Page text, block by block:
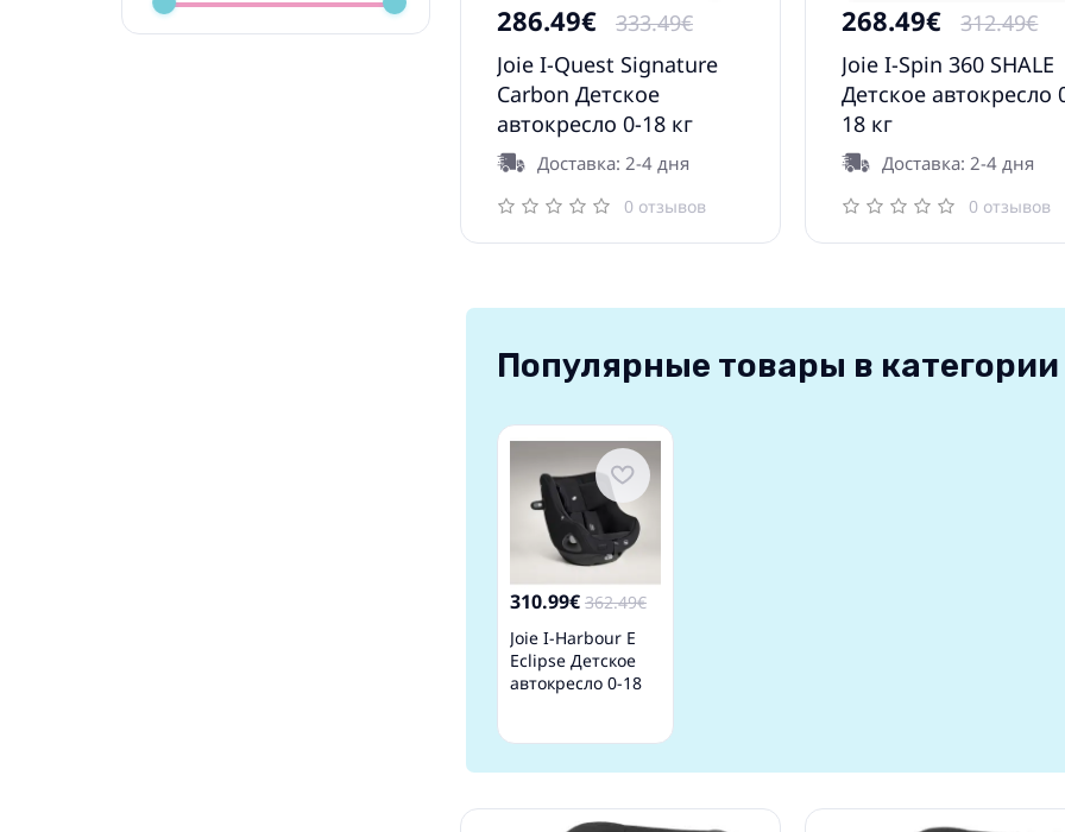
286.49€
333.49€
Joie I-Quest Signature
Carbon Детское
автокресло 0-18 кг
Доставка: 2-4 дня
0 отзывов
268.49€
312.49€
Joie I-Spin 360 SHALE
Детское автокресло
18 кг
Доставка: 2-4 дня
0 отзывов
Популярные товары в категории
310.99€ 362.49€
Joie I-Harbour E
Eclipse Детское
автокресло 0-18